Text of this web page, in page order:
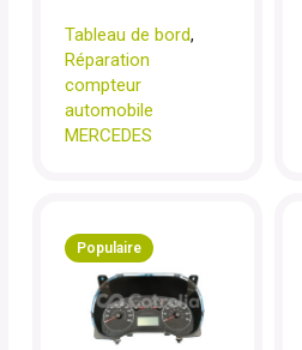
Tableau de bord,
Réparation
compteur
automobile
MERCEDES
Populaire